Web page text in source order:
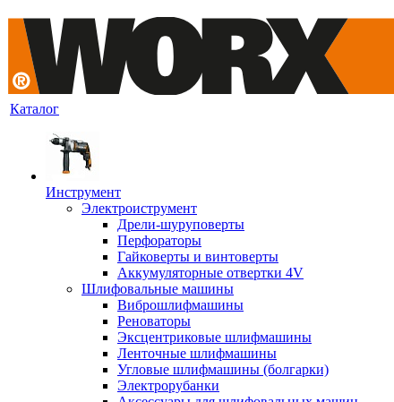
Каталог
Инструмент
Электроиструмент
Дрели-шуруповерты
Перфораторы
Гайковерты и винтоверты
Аккумуляторные отвертки 4V
Шлифовальные машины
Виброшлифмашины
Реноваторы
Эксцентриковые шлифмашины
Ленточные шлифмашины
Угловые шлифмашины (болгарки)
Электрорубанки